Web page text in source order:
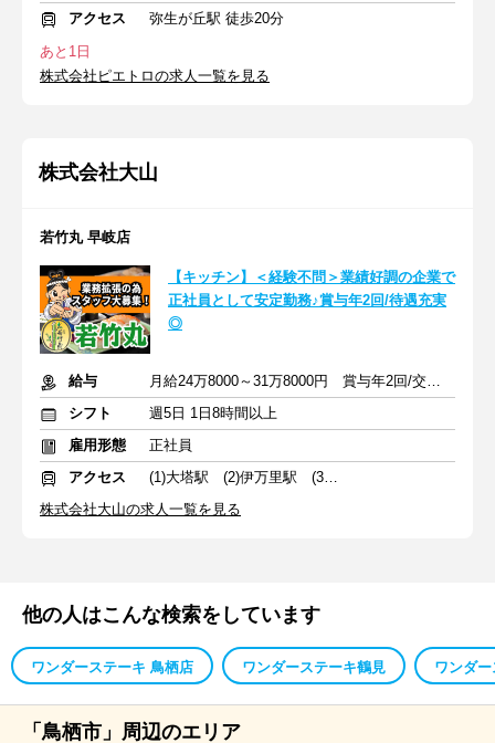
アクセス
弥生が丘駅 徒歩20分
あと1日
株式会社ピエトロの求人一覧を見る
株式会社大山
若竹丸 早岐店
【キッチン】＜経験不問＞業績好調の企業で
正社員として安定勤務♪賞与年2回/待遇充実
◎
給与
月給24万8000～31万8000円 賞与年2回/交通費支給
シフト
週5日 1日8時間以上
雇用形態
正社員
アクセス
(1)大塔駅 (2)伊万里駅 (3)肥前旭駅
株式会社大山の求人一覧を見る
他の人はこんな検索をしています
ワンダーステーキ 鳥栖店 ワンダーステーキ鶴見 ワンダ
「鳥栖市」周辺のエリア